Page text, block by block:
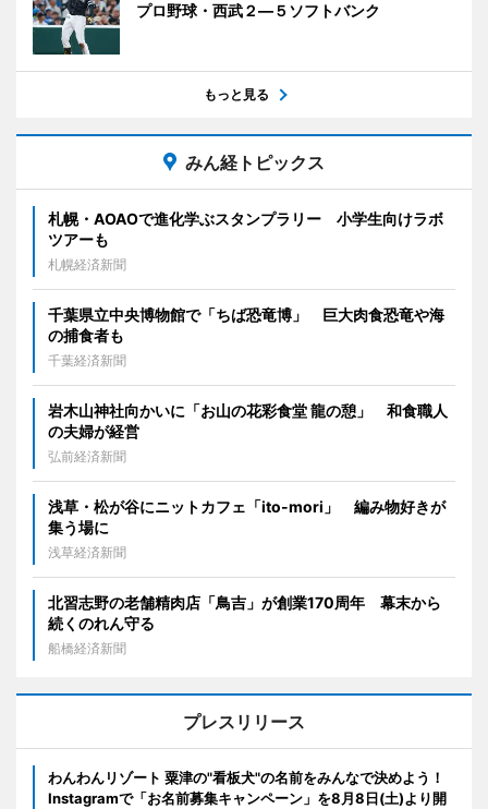
プロ野球・西武２―５ソフトバンク
もっと見る
みん経トピックス
札幌・AOAOで進化学ぶスタンプラリー 小学生向けラボ
ツアーも
札幌経済新聞
千葉県立中央博物館で「ちば恐竜博」 巨大肉食恐竜や海
の捕食者も
千葉経済新聞
岩木山神社向かいに「お山の花彩食堂 龍の憩」 和食職人
の夫婦が経営
弘前経済新聞
浅草・松が谷にニットカフェ「ito-mori」 編み物好きが
集う場に
浅草経済新聞
北習志野の老舗精肉店「鳥吉」が創業170周年 幕末から
続くのれん守る
船橋経済新聞
プレスリリース
わんわんリゾート 粟津の"看板犬"の名前をみんなで決めよう！
Instagramで「お名前募集キャンペーン」を8月8日(土)より開